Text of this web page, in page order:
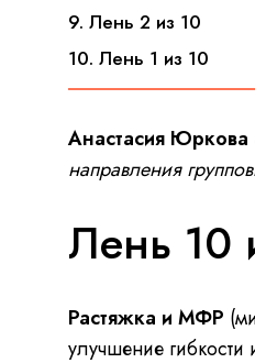
9. Лень 2 из 10
10. Лень 1 из 10
Анастасия Юркова
направления
Лень 10
Растяжка и МФР
улучшение